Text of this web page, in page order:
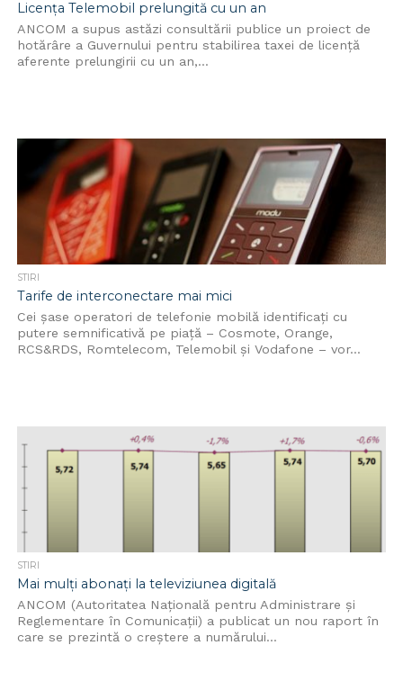
Licența Telemobil prelungită cu un an
ANCOM a supus astăzi consultării publice un proiect de
hotărâre a Guvernului pentru stabilirea taxei de licenţă
aferente prelungirii cu un an,...
STIRI
Tarife de interconectare mai mici
Cei şase operatori de telefonie mobilă identificaţi cu
putere semnificativă pe piaţă – Cosmote, Orange,
RCS&RDS, Romtelecom, Telemobil şi Vodafone – vor...
STIRI
Mai mulți abonați la televiziunea digitală
ANCOM (Autoritatea Naţională pentru Administrare şi
Reglementare în Comunicaţii) a publicat un nou raport în
care se prezintă o creștere a numărului...